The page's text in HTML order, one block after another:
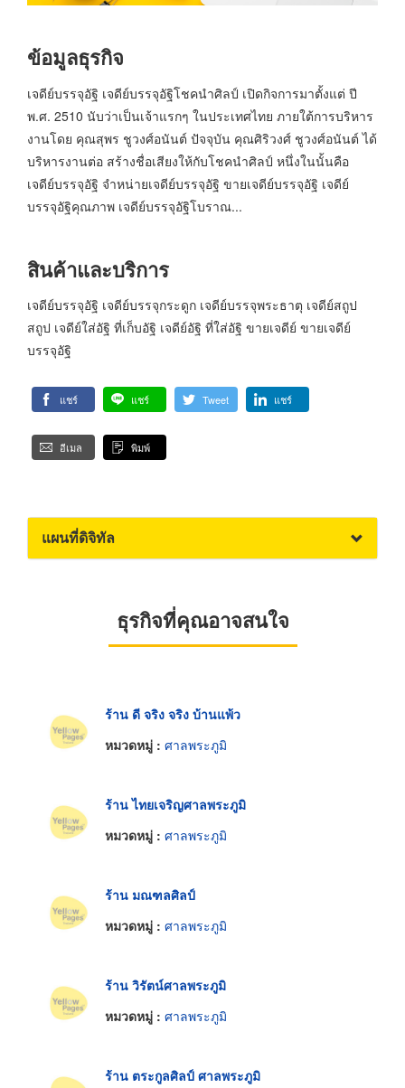
ข้อมูลธุรกิจ
เจดีย์บรรจุอัฐิ เจดีย์บรรจุอัฐิโชคนำศิลป์ เปิดกิจการมาตั้งแต่ ปี
พ.ศ. 2510 นับว่าเป็นเจ้าแรกๆ ในประเทศไทย ภายใต้การบริหาร
งานโดย คุณสุพร ชูวงศ์อนันต์ ปัจจุบัน คุณศิริวงศ์ ชูวงศ์อนันต์ ได้
บริหารงานต่อ สร้างชื่อเสียงให้กับโชคนำศิลป์ หนึ่งในนั้นคือ
เจดีย์บรรจุอัฐิ จำหน่ายเจดีย์บรรจุอัฐิ ขายเจดีย์บรรจุอัฐิ เจดีย์
บรรจุอัฐิคุณภาพ เจดีย์บรรจุอัฐิโบราณ...
สินค้าและบริการ
เจดีย์บรรจุอัฐิ เจดีย์บรรจุกระดูก เจดีย์บรรจุพระธาตุ เจดีย์สถูป
สถูป เจดีย์ใส่อัฐิ ที่เก็บอัฐิ เจดีย์อัฐิ ที่ใส่อัฐิ ขายเจดีย์ ขายเจดีย์
บรรจุอัฐิ
แชร์ แชร์ Tweet แชร์
อีเมล พิมพ์
แผนที่ดิจิทัล
ธุรกิจที่คุณอาจสนใจ
ร้าน ดี จริง จริง บ้านแพ้ว
หมวดหมู่ : ศาลพระภูมิ
ร้าน ไทยเจริญศาลพระภูมิ
หมวดหมู่ : ศาลพระภูมิ
ร้าน มณฑลศิลป์
หมวดหมู่ : ศาลพระภูมิ
ร้าน วิรัตน์ศาลพระภูมิ
หมวดหมู่ : ศาลพระภูมิ
ร้าน ตระกูลศิลป์ ศาลพระภูมิ